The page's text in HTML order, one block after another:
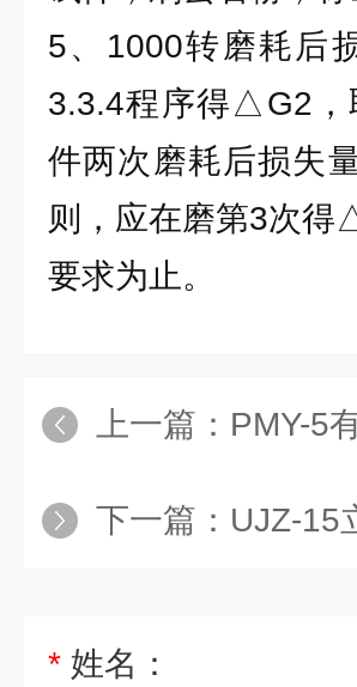
5、1000转磨耗后
3.3.4程序得△G2
件两次磨耗后损失
则，应在磨第3次得
要求为止。
上一篇： PMY-5
下一篇： UJZ-15
* 姓名：